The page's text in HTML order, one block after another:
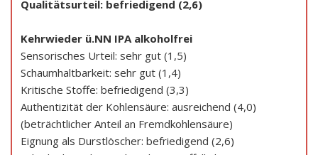
Qualitätsurteil: befriedigend (2,6)
Kehrwieder ü.NN IPA alkoholfrei
Sensorisches Urteil: sehr gut (1,5)
Schaumhaltbarkeit: sehr gut (1,4)
Kritische Stoffe: befriedigend (3,3)
Authentizität der Kohlensäure: ausreichend (4,0)
(beträchtlicher Anteil an Fremdkohlensäure)
Eignung als Durstlöscher: befriedigend (2,6)